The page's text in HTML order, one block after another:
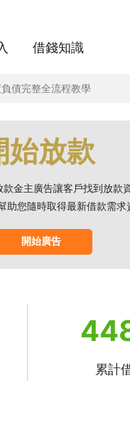
借錢知識
債完整全流程教學
始放款
金主廣告讓客戶找到放款
助您隨時取得最新借款需求
開始廣告
累計